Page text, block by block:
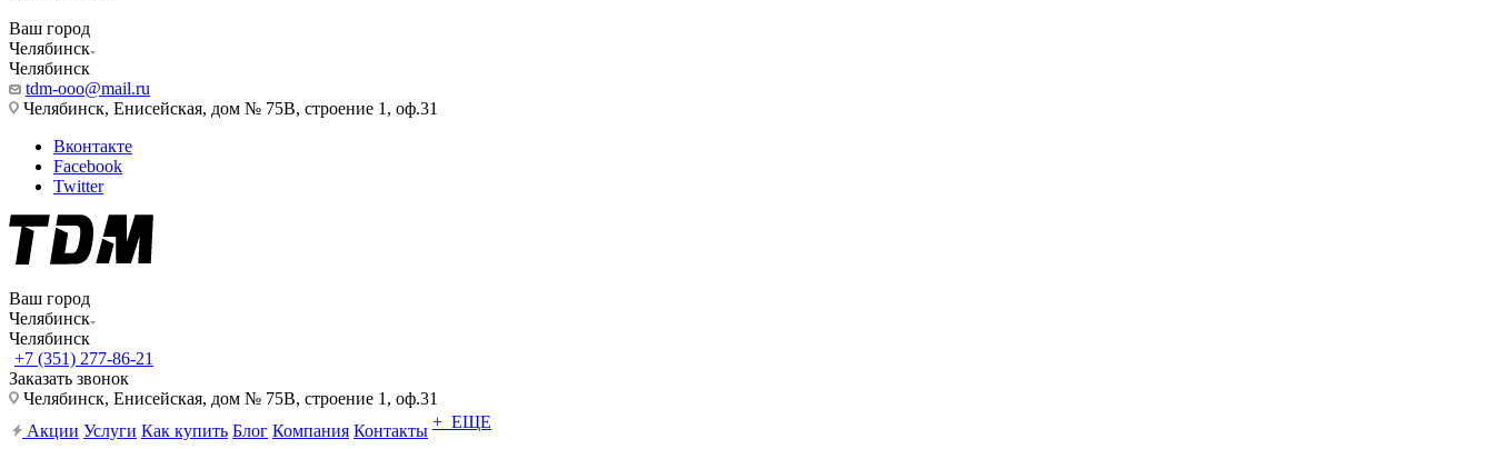
Ваш город
Челябинск
Челябинск
tdm-ooo@mail.ru
Челябинск, Енисейская, дом № 75В, строение 1, оф.31
Вконтакте
Facebook
Twitter
Ваш город
Челябинск
Челябинск
+7 (351) 277-86-21
Заказать звонок
Челябинск, Енисейская, дом № 75В, строение 1, оф.31
Акции Услуги Как купить Блог Компания Контакты + ЕЩЕ